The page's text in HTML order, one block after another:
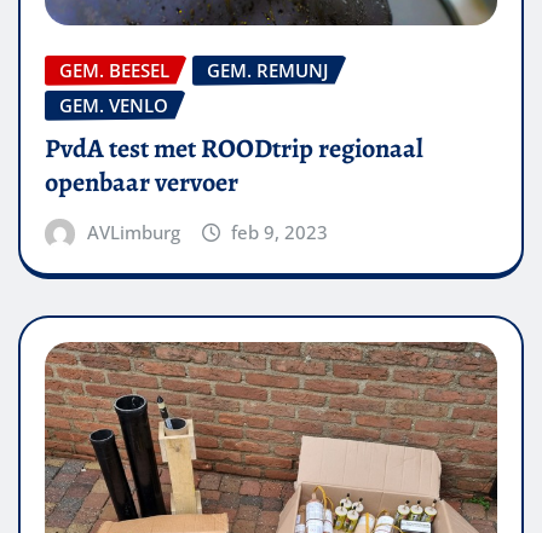
GEM. BEESEL
GEM. REMUNJ
GEM. VENLO
PvdA test met ROODtrip regionaal
openbaar vervoer
AVLimburg feb 9, 2023